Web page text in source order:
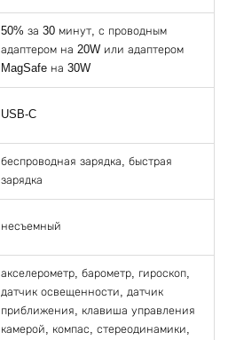
50% за 30 минут, с проводным
адаптером на 20W или адаптером
MagSafe на 30W
USB-C
беспроводная зарядка, быстрая
зарядка
несъемный
акселерометр, барометр, гироскоп,
датчик освещенности, датчик
приближения, клавиша управления
камерой, компас, стереодинамики,